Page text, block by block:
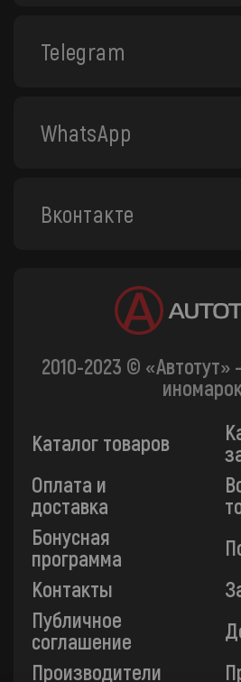
Telegram
WhatsApp
Вконтакте
2010-2023 © «Автотут»
Каталог товаров
Оплата и
доставка
Бонусная
программа
Контакты
Публичное
соглашение
Производители